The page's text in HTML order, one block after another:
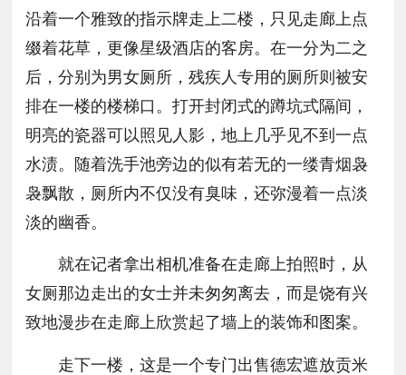
沿着一个雅致的指示牌走上二楼，只见走廊上点
缀着花草，更像星级酒店的客房。在一分为二之
后，分别为男女厕所，残疾人专用的厕所则被安
排在一楼的楼梯口。打开封闭式的蹲坑式隔间，
明亮的瓷器可以照见人影，地上几乎见不到一点
水渍。随着洗手池旁边的似有若无的一缕青烟袅
袅飘散，厕所内不仅没有臭味，还弥漫着一点淡
淡的幽香。
就在记者拿出相机准备在走廊上拍照时，从
女厕那边走出的女士并未匆匆离去，而是饶有兴
致地漫步在走廊上欣赏起了墙上的装饰和图案。
走下一楼，这是一个专门出售德宏遮放贡米